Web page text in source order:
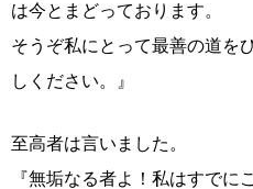
は今とまどっております。
そうぞ私にとって最善の道を
しください。』
至高者は言いました。
『無垢なる者よ！私はすでに